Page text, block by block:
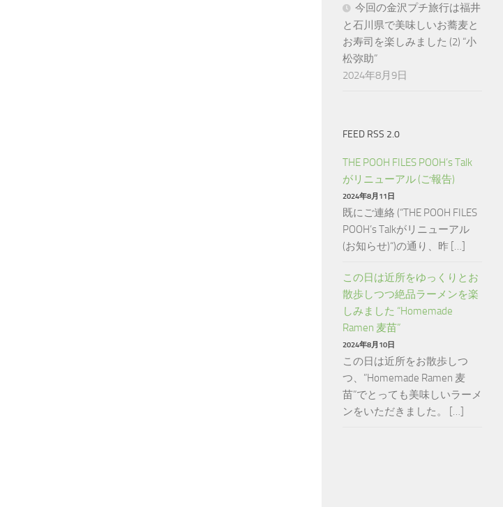
今回の金沢プチ旅行は福井
と石川県で美味しいお蕎麦と
お寿司を楽しみました (2) “小
松弥助”
2024年8月9日
FEED RSS 2.0
THE POOH FILES POOH’s Talk
がリニューアル (ご報告)
2024年8月11日
既にご連絡 (“THE POOH FILES
POOH’s Talkがリニューアル
(お知らせ)“)の通り、昨 […]
この日は近所をゆっくりとお
散歩しつつ絶品ラーメンを楽
しみました “Homemade
Ramen 麦苗”
2024年8月10日
この日は近所をお散歩しつ
つ、”Homemade Ramen 麦
苗”でとっても美味しいラーメ
ンをいただきました。 […]